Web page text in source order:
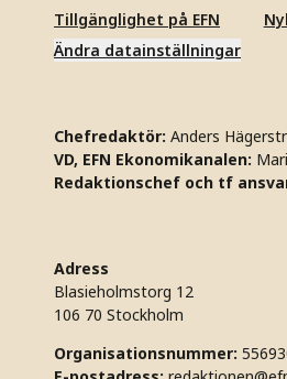
Tillgänglighet på EFN
Ändra datainställningar
Chefredaktör: Anders
VD, EFN Ekonomikanalen:
Redaktionschef och tf
Adress
Blasieholmstorg 12
106 70 Stockholm
Organisationsnummer: